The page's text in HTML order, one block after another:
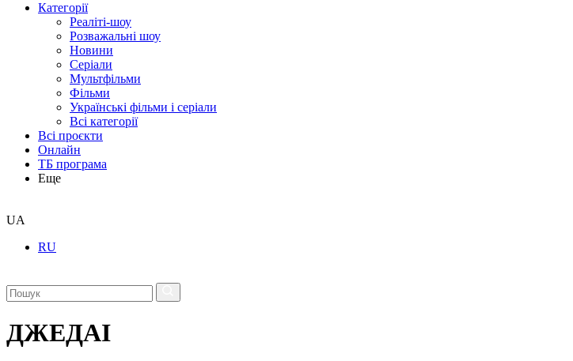
Категорії
Реаліті-шоу
Розважальні шоу
Новини
Серіали
Мультфільми
Фільми
Українські фільми і серіали
Всі категорії
Всі проєкти
Онлайн
ТБ програма
Еще
UA
RU
ДЖЕДАІ